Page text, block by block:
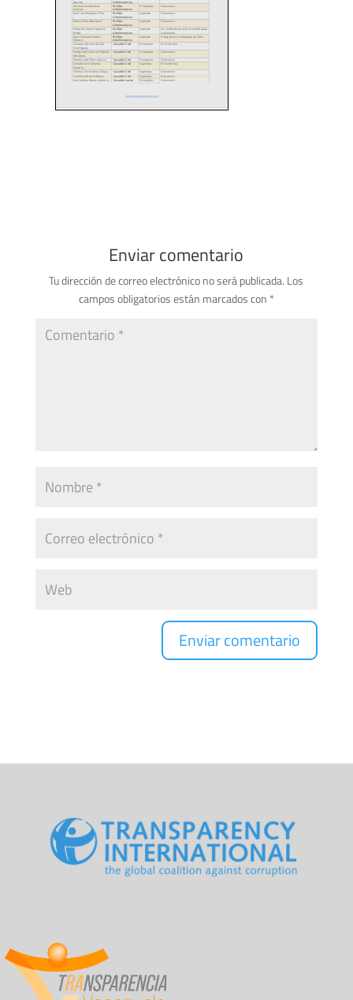
Enviar comentario
Tu dirección de correo electrónico no será publicada. Los
campos obligatorios están marcados con *